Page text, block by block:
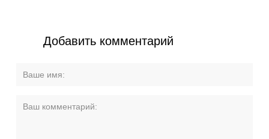
Добавить комментарий